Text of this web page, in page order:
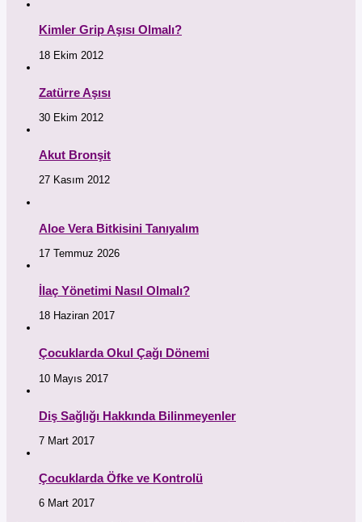
Kimler Grip Aşısı Olmalı?
18 Ekim 2012
Zatürre Aşısı
30 Ekim 2012
Akut Bronşit
27 Kasım 2012
Aloe Vera Bitkisini Tanıyalım
17 Temmuz 2026
İlaç Yönetimi Nasıl Olmalı?
18 Haziran 2017
Çocuklarda Okul Çağı Dönemi
10 Mayıs 2017
Diş Sağlığı Hakkında Bilinmeyenler
7 Mart 2017
Çocuklarda Öfke ve Kontrolü
6 Mart 2017